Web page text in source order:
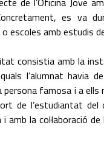
es va
amb estudis
consistia amb la
l’alumnat havia
famosa i a ells
de l’estudiantat del
amb la col·laboració